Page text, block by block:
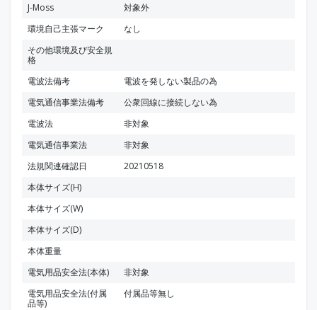
J-Moss
対象外
環境自己主張マーク
なし
その他環境及び安全規
格
電波法備考
電波を発しない製品の為
電気通信事業法備考
公衆回線に接続しない為
電波法
非対象
電気通信事業法
非対象
法規関連確認日
20210518
本体サイズ(H)
本体サイズ(W)
本体サイズ(D)
本体重量
電気用品安全法(本体)
非対象
電気用品安全法(付属
品等)
付属品等無し